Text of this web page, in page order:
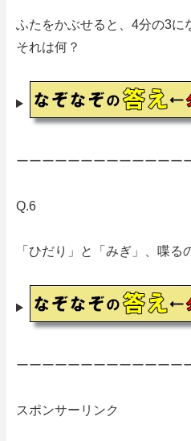
ふたをかぶせると、4分の3に
それは何？
ーーーーーーーーーーーーー
Q.6
「ひだり」と「みぎ」、喋る
ーーーーーーーーーーーーー
スポンサーリンク